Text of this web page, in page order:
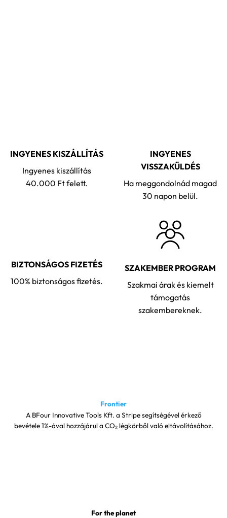
INGYENES KISZÁLLÍTÁS
Ingyenes kiszállítás
40.000 Ft felett.
INGYENES
VISSZAKÜLDÉS
Ha meggondolnád magad
30 napon belül.
BIZTONSÁGOS FIZETÉS
100% biztonságos fizetés.
SZAKEMBER PROGRAM
Szakmai árak és kiemelt
támogatás
szakembereknek.
Frontier
A BFour Innovative Tools Kft. a Stripe segítségével érkező
bevétele 1%-ával hozzájárul a CO₂ légkörből való eltávolításához.
For the planet